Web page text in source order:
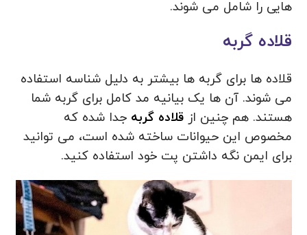
هایی را شامل می شوند.
قلاده گربه
قلاده ها برای گربه ها بیشتر به دلیل شناسه استفاده
می شوند. آن ها یک بیانیه مد کامل برای گربه شما
هستند. هم چنین ازقلاده گربه جدا شده که
مخصوص این حیوانات ساخته شده است، می توانید
برای ایمن نگه داشتن پت خود استفاده کنید.